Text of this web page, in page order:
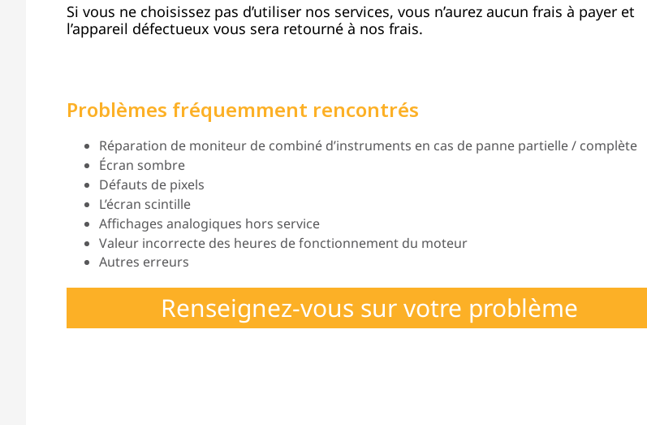
Si vous ne choisissez pas d’utiliser nos services, vous n’aurez aucun frais à payer et
l’appareil défectueux vous sera retourné à nos frais.
Problèmes fréquemment rencontrés
Réparation de moniteur de combiné d’instruments en cas de panne partielle / complète
Écran sombre
Défauts de pixels
L’écran scintille
Affichages analogiques hors service
Valeur incorrecte des heures de fonctionnement du moteur
Autres erreurs
Renseignez-vous sur votre problème